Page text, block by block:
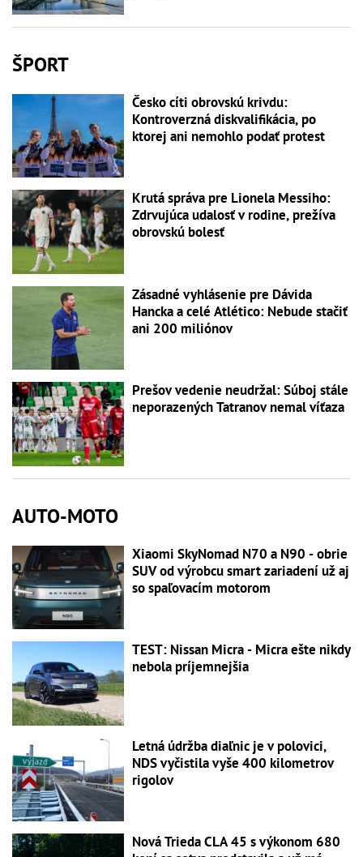
ŠPORT
Česko cíti obrovskú krivdu:
Kontroverzná diskvalifikácia, po
ktorej ani nemohlo podať protest
Krutá správa pre Lionela Messiho:
Zdrvujúca udalosť v rodine, prežíva
obrovskú bolesť
Zásadné vyhlásenie pre Dávida
Hancka a celé Atlético: Nebude stačiť
ani 200 miliónov
Prešov vedenie neudržal: Súboj stále
neporazených Tatranov nemal víťaza
AUTO-MOTO
Xiaomi SkyNomad N70 a N90 - obrie
SUV od výrobcu smart zariadení už aj
so spaľovacím motorom
TEST: Nissan Micra - Micra ešte nikdy
nebola príjemnejšia
Letná údržba diaľnic je v polovici,
NDS vyčistila vyše 400 kilometrov
rigolov
Nová Trieda CLA 45 s výkonom 680